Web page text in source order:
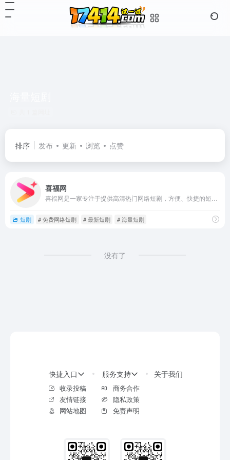
排序 发布 更新 浏览 点赞
喜福网
短剧 # 免费网络短剧 # 最新短剧 # 海量短剧
没有了
快捷入口
收录投稿
友情链接
网站地图
服务支持
商务合作
隐私政策
免责声明
关于我们